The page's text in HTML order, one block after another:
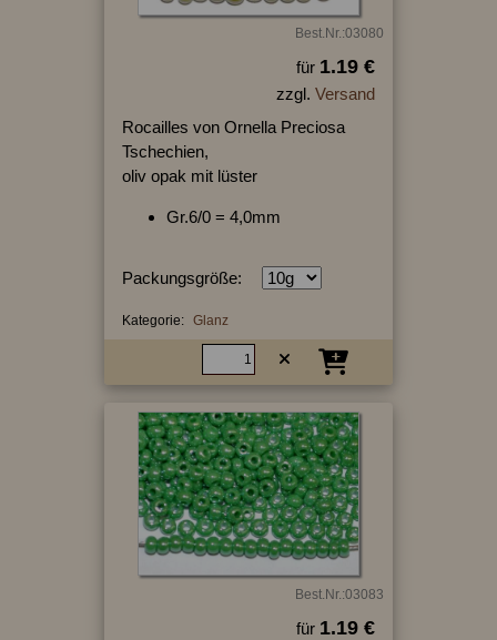
Best.Nr.:03080
für 1.19 €
zzgl. Versand
Rocailles von Ornella Preciosa
Tschechien,
oliv opak mit lüster
Gr.6/0 = 4,0mm
Packungsgröße:
Kategorie: Glanz
Best.Nr.:03083
für 1.19 €